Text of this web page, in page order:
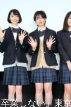
業しない』東